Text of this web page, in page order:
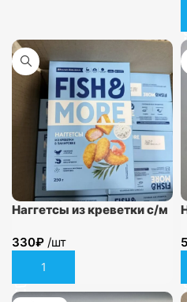
Наггетсы из креветки с/м
330₽ /шт
В корзину